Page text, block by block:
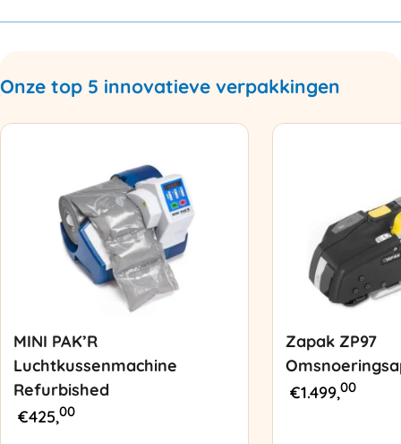
Onze top 5 innovatieve verpakkingen
MINI PAK’R
Luchtkussenmachine
Refurbished
€425,00
Zapak ZP97
€1.499,00